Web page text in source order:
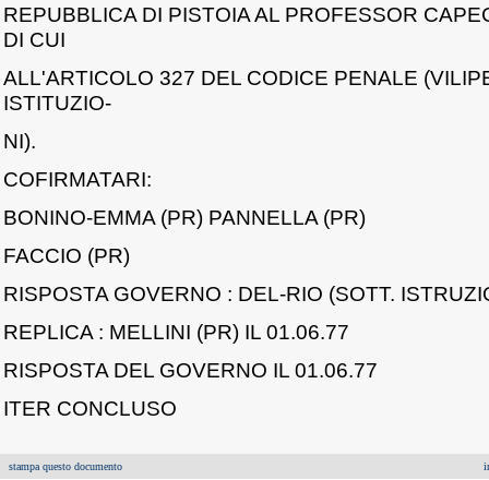
REPUBBLICA DI PISTOIA AL PROFESSOR
DI CUI
ALL'ARTICOLO 327 DEL CODICE PENALE
ISTITUZIO-
NI).
COFIRMATARI:
BONINO-EMMA (PR) PANNELLA (PR)
FACCIO (PR)
RISPOSTA GOVERNO : DEL-RIO (SOTT.
REPLICA : MELLINI (PR) IL 01.06.77
RISPOSTA DEL GOVERNO IL 01.06.77
ITER CONCLUSO
stampa questo documento